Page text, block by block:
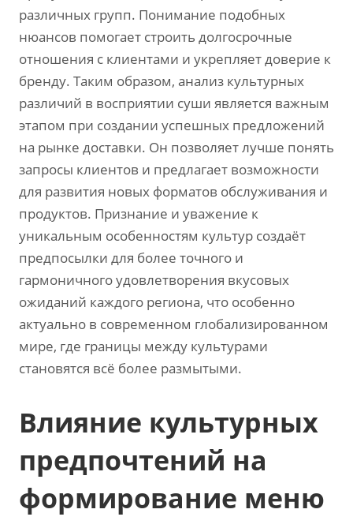
различных групп. Понимание подобных
нюансов помогает строить долгосрочные
отношения с клиентами и укрепляет доверие к
бренду. Таким образом, анализ культурных
различий в восприятии суши является важным
этапом при создании успешных предложений
на рынке доставки. Он позволяет лучше понять
запросы клиентов и предлагает возможности
для развития новых форматов обслуживания и
продуктов. Признание и уважение к
уникальным особенностям культур создаёт
предпосылки для более точного и
гармоничного удовлетворения вкусовых
ожиданий каждого региона, что особенно
актуально в современном глобализированном
мире, где границы между культурами
становятся всё более размытыми.
Влияние культурных
предпочтений на
формирование меню